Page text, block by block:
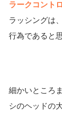
ラークコント
ラッシングは
行為であると
細かいところ
シのヘッドの